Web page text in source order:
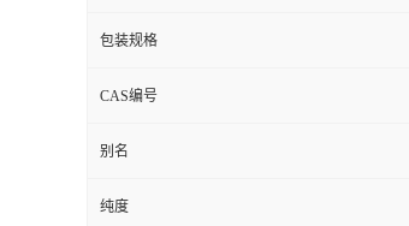
包装规格
CAS编号
别名
纯度